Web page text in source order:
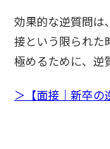
効果的な逆質問は
接という限られた
極めるために、逆
＞【面接｜新卒